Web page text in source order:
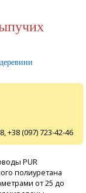
+38 (097) 723-42-46
PUR
полиуретана
от 25 до